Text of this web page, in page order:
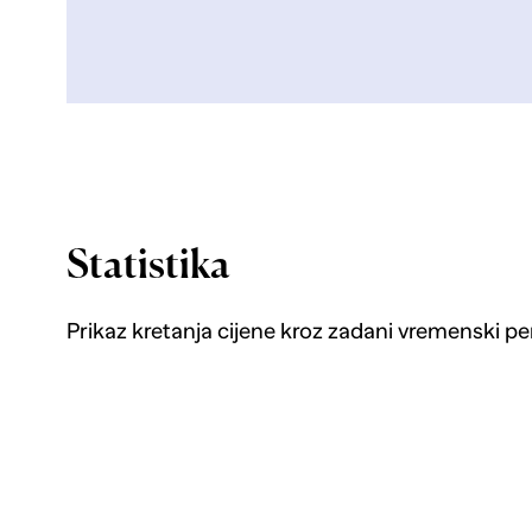
Statistika
Prikaz kretanja cijene kroz zadani vremenski